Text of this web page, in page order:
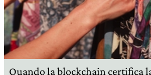
Quando la blockchain certifica